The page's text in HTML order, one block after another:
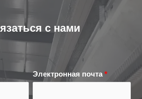
с нами
Электронная почта *